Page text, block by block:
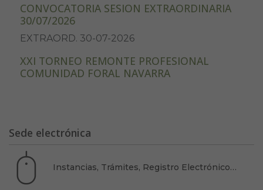
CONVOCATORIA SESION EXTRAORDINARIA
30/07/2026
EXTRAORD. 30-07-2026
XXI TORNEO REMONTE PROFESIONAL
COMUNIDAD FORAL NAVARRA
Sede electrónica
Instancias, Trámites, Registro Electrónico…